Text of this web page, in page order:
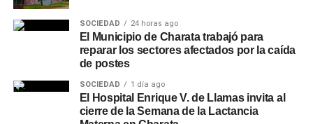
SOCIEDAD 24 horas ago
El Municipio de Charata trabajó para
reparar los sectores afectados por la caída
de postes
SOCIEDAD 1 día ago
El Hospital Enrique V. de Llamas invita al
cierre de la Semana de la Lactancia